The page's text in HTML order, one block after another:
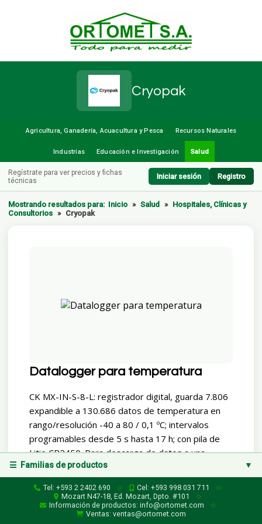
Cryopak
Agricultura, Ganadería, Acuacultura y Pesca Recursos Naturales
Industrias Educación e Investigación Salud
Regístrate para ver precios y fichas
técnicas
Iniciar sesión Registro
☰ Familias de productos ▼
Familias de productos
Instrumentos de Medición (Variables Físicas)
Mostrando resultados para: Inicio » Salud » Hospitales, Clínicas y
Consultorios » Cryopak
Datalogger para temperatura
CK MX-IN-S-8-L: registrador digital, guarda 7.806
expandible a 130.686 datos de temperatura en
rango/resolución -40 a 80 / 0,1 ºC; intervalos
programables desde 5 s hasta 17 h; con pila de
Litio CR2450. Para descarga de datos a una
computadora requiere un cable USB que es
opcional; el software es descargable
gratuitamente.
Tel: +593 2 2402 690 ◇ Cel: +593 998 031 711 ◇
Mozart N47-18, Ed. Mozart, Dpto. #101 ◇
Información de productos: info@ortomet.com ◇
Ventas: ventas@ortomet.com